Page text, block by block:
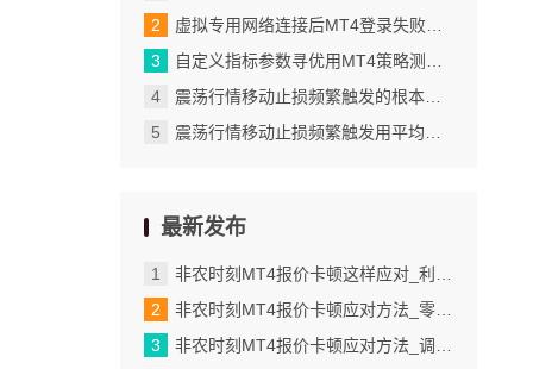
虚拟专用网络连接后MT4登录失败的代理设置解决_实际应用场景与设置建议
自定义指标参数寻优用MT4策略测试器实现_软件配置错误或版本太旧惹的祸
震荡行情移动止损频繁触发的根本解决思路_调整列表顺序提升使用效率
震荡行情移动止损频繁触发用平均波幅解决_网络延迟与数据刷新机制的影响
最新发布
非农时刻MT4报价卡顿这样应对_利用报告功能批量导出交易详情
非农时刻MT4报价卡顿应对方法_零轴颜色自定义的实际应用场景
非农时刻MT4报价卡顿应对方法_调整K线图的主体颜色